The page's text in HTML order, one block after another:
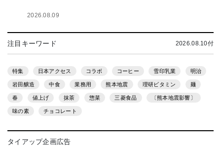
2026.08.09
注目キーワード 2026.08.10付
特集 日本アクセス コラボ コーヒー 雪印乳業 明治
岩田醸造 中食 業務用 熊本地震 理研ビタミン 麺
春 値上げ 抹茶 惣菜 三菱食品 〔熊本地震影響〕
味の素 チョコレート
タイアップ企画広告